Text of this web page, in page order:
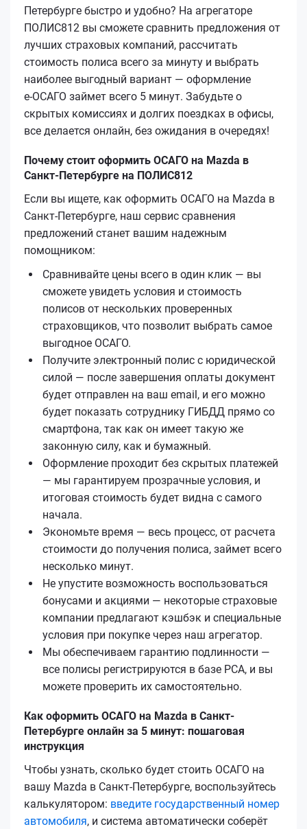
Петербурге быстро и удобно? На агрегаторе
ПОЛИС812 вы сможете сравнить предложения от
лучших страховых компаний, рассчитать
стоимость полиса всего за минуту и выбрать
наиболее выгодный вариант — оформление
е‑ОСАГО займет всего 5 минут. Забудьте о
скрытых комиссиях и долгих поездках в офисы,
все делается онлайн, без ожидания в очередях!
Почему стоит оформить ОСАГО на Mazda в
Санкт-Петербурге на ПОЛИС812
Если вы ищете, как оформить ОСАГО на Mazda в
Санкт-Петербурге, наш сервис сравнения
предложений станет вашим надежным
помощником:
Сравнивайте цены всего в один клик — вы
сможете увидеть условия и стоимость
полисов от нескольких проверенных
страховщиков, что позволит выбрать самое
выгодное ОСАГО.
Получите электронный полис с юридической
силой — после завершения оплаты документ
будет отправлен на ваш email, и его можно
будет показать сотруднику ГИБДД прямо со
смартфона, так как он имеет такую же
законную силу, как и бумажный.
Оформление проходит без скрытых платежей
— мы гарантируем прозрачные условия, и
итоговая стоимость будет видна с самого
начала.
Экономьте время — весь процесс, от расчета
стоимости до получения полиса, займет всего
несколько минут.
Не упустите возможность воспользоваться
бонусами и акциями — некоторые страховые
компании предлагают кэшбэк и специальные
условия при покупке через наш агрегатор.
Мы обеспечиваем гарантию подлинности —
все полисы регистрируются в базе РСА, и вы
можете проверить их самостоятельно.
Как оформить ОСАГО на Mazda в Санкт-
Петербурге онлайн за 5 минут: пошаговая
инструкция
Чтобы узнать, сколько будет стоить ОСАГО на
вашу Mazda в Санкт-Петербурге, воспользуйтесь
калькулятором: введите государственный номер
автомобиля, и система автоматически соберёт